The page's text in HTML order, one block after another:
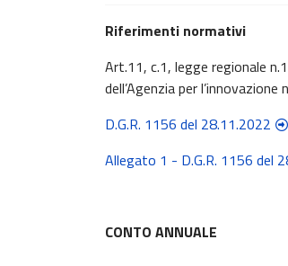
Riferimenti normativi
Art.11, c.1, legge regionale
dell’Agenzia per
D.G.R. 1156 del 28.11.2022
Allegato 1 - D.G.R. 1156 del
CONTO ANNUALE